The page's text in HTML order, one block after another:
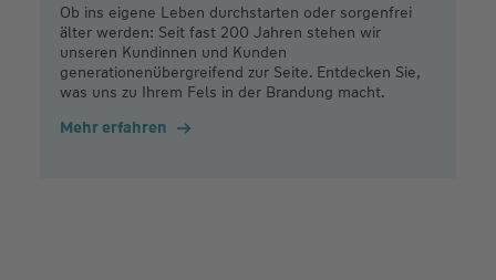
Ob ins eigene Leben durchstarten oder sorgenfrei
älter werden: Seit fast 200 Jahren stehen wir
unseren Kundinnen und Kunden
generationenübergreifend zur Seite. Entdecken Sie,
was uns zu Ihrem Fels in der Brandung macht.
Mehr erfahren